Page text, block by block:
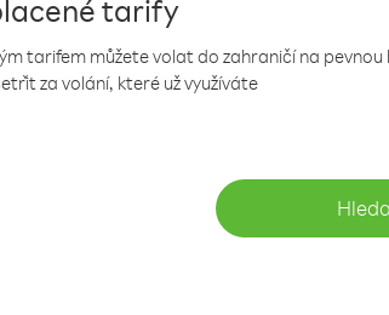
tarify
tarifem můžete volat do zahraničí na
za volání, které už využíváte